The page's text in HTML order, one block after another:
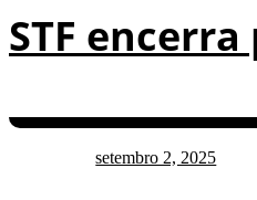
STF
setembro 2, 2025